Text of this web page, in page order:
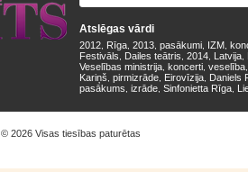
Atslēgas vārdi
2012 Rīga 2013 pasākumi IZM
Festivāls
Dailes teātris 2014 Latvija
Veselības ministrija koncerti veselība
Kariņš pirmizrāde Eirovīzija Daniels
pasākums izrāde Sinfonietta Rīga
© 2026 Visas tiesības paturētas